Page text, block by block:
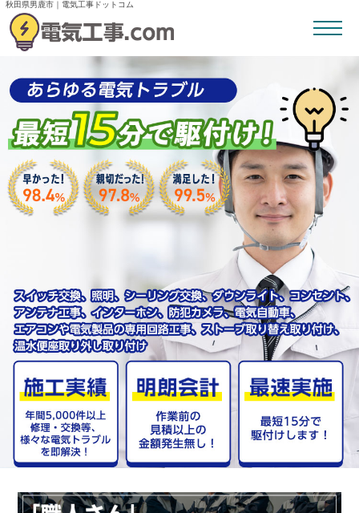
秋田県男鹿市｜電気工事ドットコム